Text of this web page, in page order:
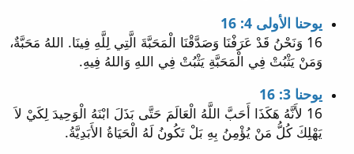
يوحنا الأولى 4: 16
16 وَنَحْنُ قَدْ عَرَفْنَا وَصَدَّقْنَا الْمَحَبَّةَ الَّتِي لِلَّهِ فِينَا. اللهُ مَحَبَّةٌ،
وَمَنْ يَثْبُتْ فِي الْمَحَبَّةِ يَثْبُتْ فِي اللهِ وَاللهُ فِيهِ.
يوحنا 3: 16
16 لأَنَّهُ هَكَذَا أَحَبَّ اللَّهُ الْعَالَمَ حَتَّى بَذَلَ ابْنَهُ الْوَحِيدَ لِكَيْ لاَ
يَهْلِكَ كُلُّ مَنْ يُؤْمِنُ بِهِ بَلْ تَكُونُ لَهُ الْحَيَاةُ الأَبَدِيَّةُ.